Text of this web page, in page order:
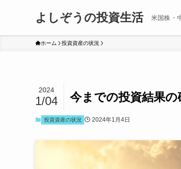
よしぞうの投資生活 米国株・
ホーム 投資資産の状況
今までの投資結果の
2024
1/04
投資資産の状況 2024年1月4日